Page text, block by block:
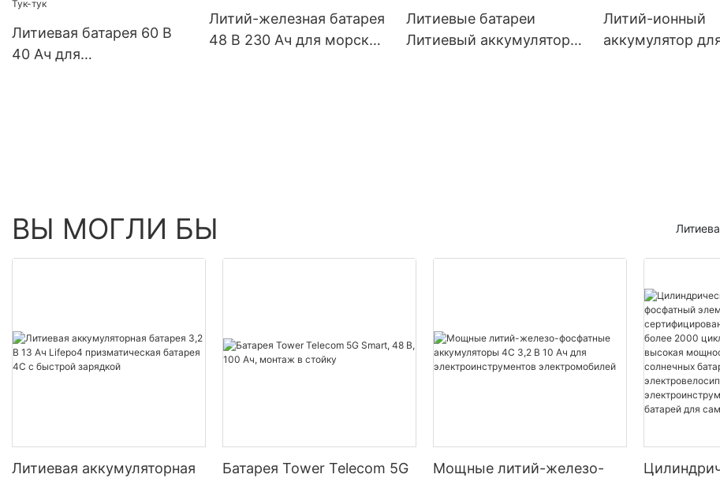
электрического
Литиевая батарея 60 В
40 Ач для
Литий-железная батарея
48 В 230 Ач для морских
Литиевые батареи
Литиевый аккумулятор
Литий-ионный
аккумулятор
ВЫ МОГЛИ БЫ
Литиевая аккумуляторная
Батарея Tower Telecom 5G
Мощные литий-железо-